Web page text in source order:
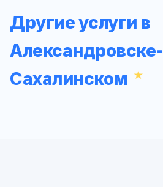
Другие услуги в
Александровске-
Сахалинском